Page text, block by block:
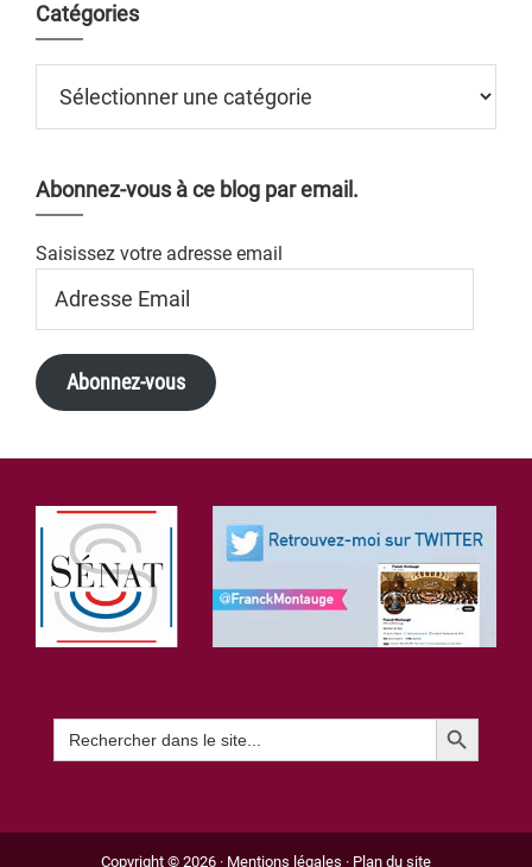
Catégories
Abonnez-vous à ce blog par email.
Saisissez votre adresse email
Email
Abonnez-vous
Footer
Search
for:
Search Button
Copyright © 2026 · Mentions légales · Plan du site